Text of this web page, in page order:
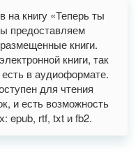
на книгу «Теперь ты
предоставляем
книги.
книги, так
в аудиоформате.
для чтения
и есть возможность
epub, rtf, txt и fb2.